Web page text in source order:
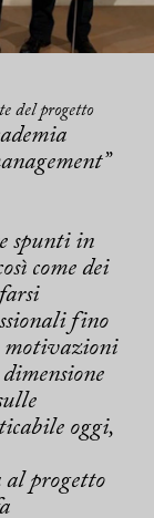
del progetto
spunti in
come dei
fino
motivazioni
oggi,
al progetto